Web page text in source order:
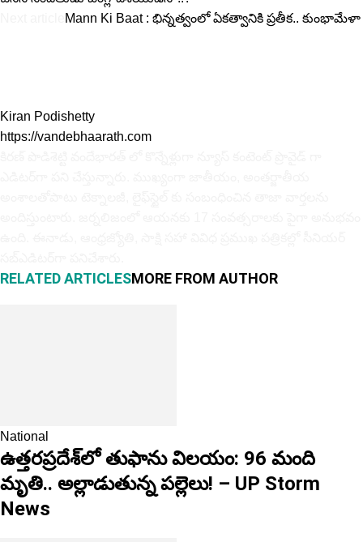
Mann Ki Baat : భిన్నత్వంలో ఏకత్వానికి ప్రతీక.. కుంభామేళా
Kiran Podishetty
https://vandebhaarath.com
RELATED ARTICLESMORE FROM AUTHOR
National
ఉత్తరప్రదేశ్‌లో తుఫాను విలయం: 96 మంది
మృతి.. అల్లాడుతున్న పల్లెలు! – UP Storm
News